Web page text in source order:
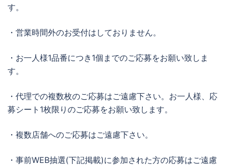
す。
・営業時間外のお受付はしておりません。
・お一人様1品番につき1個までのご応募をお願い致しま
す。
・代理での複数枚のご応募はご遠慮下さい。お一人様、応
募シート1枚限りのご応募をお願い致します。
・複数店舗へのご応募はご遠慮下さい。
・事前WEB抽選(下記掲載)に参加された方の応募はご遠慮